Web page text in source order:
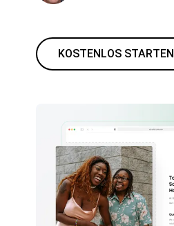
KOSTENLOS STARTEN